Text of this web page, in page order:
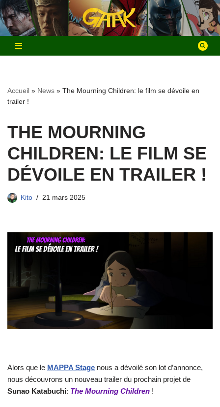
Aller
au
contenu
Accueil » News » The Mourning Children: le film se dévoile en
trailer !
THE MOURNING
CHILDREN: LE FILM SE
DÉVOILE EN TRAILER !
Kito 21 mars 2025
Alors que le MAPPA Stage nous a dévoilé son lot d’annonce,
nous découvrons un nouveau trailer du prochain projet de
Sunao Katabuchi: The Mourning Children !